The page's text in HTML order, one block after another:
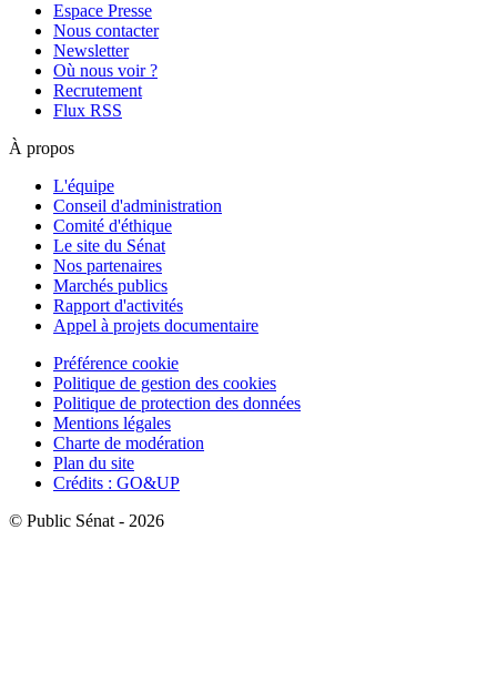
Espace Presse
Nous contacter
Newsletter
Où nous voir ?
Recrutement
Flux RSS
À propos
L'équipe
Conseil d'administration
Comité d'éthique
Le site du Sénat
Nos partenaires
Marchés publics
Rapport d'activités
Appel à projets documentaire
Préférence cookie
Politique de gestion des cookies
Politique de protection des données
Mentions légales
Charte de modération
Plan du site
Crédits : GO&UP
© Public Sénat - 2026